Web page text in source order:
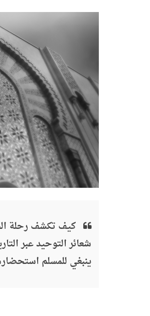
كيف تكشف رحلة
شعائر التوحيد عبر
ينبغي للمسلم